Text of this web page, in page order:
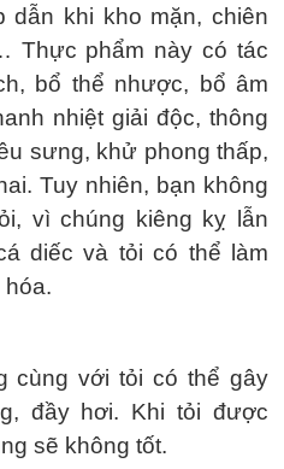
khi kho mặn, chiên
Thực phẩm này có tác
bổ thể nhược, bổ âm
nhiệt giải độc, thông
sưng, khử phong thấp,
Tuy nhiên, bạn không
vì chúng kiêng kỵ lẫn
diếc và tỏi có thể làm
cùng với tỏi có thể gây
đầy hơi. Khi tỏi được
sẽ không tốt.